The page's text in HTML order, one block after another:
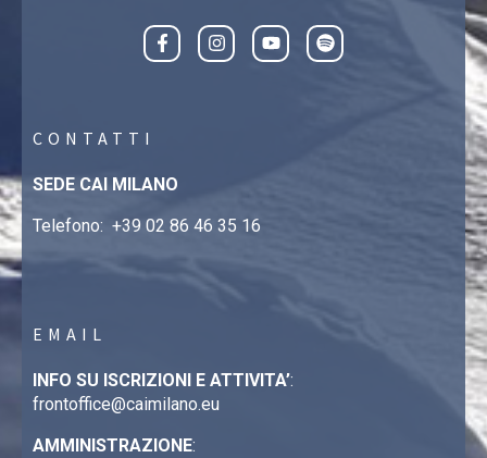
CONTATTI
SEDE CAI MILANO
Telefono: +39 02 86 46 35 16
EMAIL
INFO SU ISCRIZIONI E ATTIVITA’:
frontoffice@caimilano.eu
AMMINISTRAZIONE: